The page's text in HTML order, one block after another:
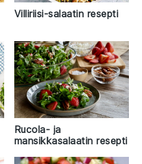
Villiriisi-salaatin resepti
Rucola- ja
mansikkasalaatin resepti